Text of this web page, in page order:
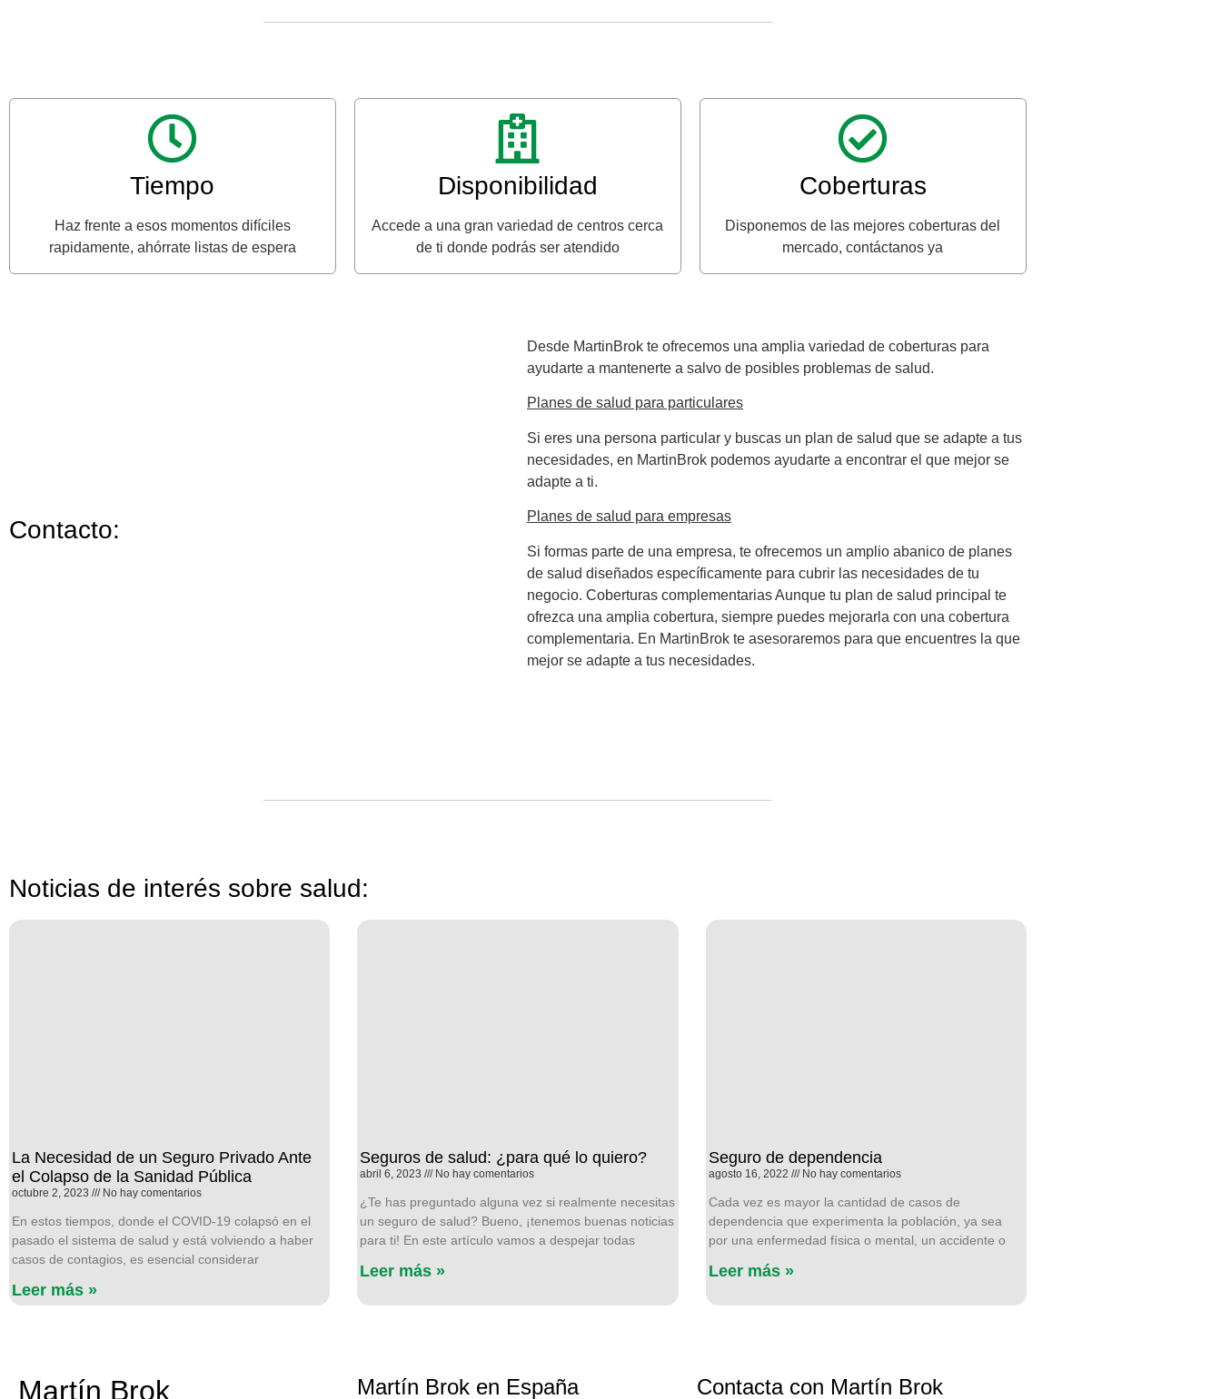
Tiempo
Haz frente a esos momentos difíciles
rapidamente, ahórrate listas de espera
Disponibilidad
Accede a una gran variedad de centros cerca
de ti donde podrás ser atendido
Coberturas
Disponemos de las mejores coberturas del
mercado, contáctanos ya
Contacto:
Desde MartinBrok te ofrecemos una ampl ia variedad de coberturas para
ayudarte a mantenerte a sal vo de posibles problemas de sal ud.
Planes de salud para particulares
Si eres una persona particular y buscas un plan de sal ud que se adapte a tus
necesidades, en MartinBrok podemos ayudarte a encontrar el que mejor se
adapte a ti.
Planes de salud para empresas
Si formas parte de una empresa, te ofrecemos un ampl io abanico de planes
de sal ud diseñados específicamente para cubrir las necesidades de tu
negocio. Coberturas complementariasAunque tu plan de sal ud principal te
ofrezca una ampl ia cobertura, siempre puedes mejorar la con una cobertura
complementaria. En MartinBrok te asesoraremos para que encuentres la que
mejor se adapte a tus necesidades.
Noticias de interés sobre salud:
La Necesidad de un Seguro Privado Ante
el Colapso de la Sanidad Pública
octubre 2, 2023 No hay comentarios
En estos tiempos, donde el COVID-19 colapsó en el
pasado el sistema de salud y está volviendo a haber
casos de contagios, es esencial considerar
Leer más »
Seguros de salud: ¿para qué lo quiero?
abril 6, 2023 No hay comentarios
¿Te has preguntado alguna vez si realmente necesitas
un seguro de salud? Bueno, ¡tenemos buenas noticias
para ti! En este artículo vamos a despejar todas
Leer más »
Seguro de dependencia
agosto 16, 2022 No hay comentarios
Cada vez es mayor la cantidad de casos de
dependencia que experimenta la población, ya sea
por una enfermedad física o mental, un accidente o
Leer más »
Martín Brok Martín Brok en España Contacta con Martín Brok